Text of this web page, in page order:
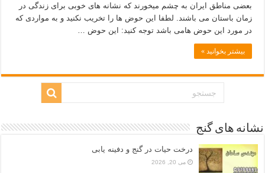
بعضی مناطق ایران به چشم میخورند که نشانه های خوبی برای زندگی در
زمان باستان می باشند. لطفا این حوض ها را تخریب نکنید و به مواردی که
در مورد این حوض هامی باشد توجه کنید: این حوض …
بیشتر بخوانید »
نشانه های گنج
درخت حیات در گنج و دفینه یابی
می 20, 2026